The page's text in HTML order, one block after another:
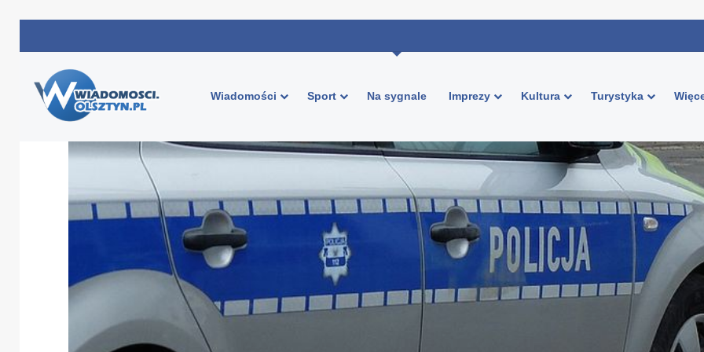
Wiadomości Sport Na sygnale Imprezy Kultura Turystyka